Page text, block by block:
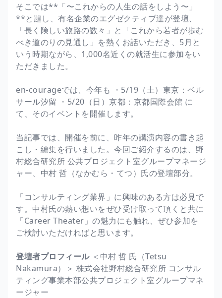
そこでは**「〜これからの人生の話をしよう〜」
**と題し、有名企業のエグゼクティブ達が登壇、
「長く険しい旅路の数々」と「これから若者が歩む
べき道のりの見通し」を熱くお話いただき、5月と
いう時期ながら、1,000名近くの就活生に参加をい
ただきました。
en-courageでは、今年も ・5/19（土）東京：ベル
サール汐留 ・5/20（日）京都：京都国際会館 に
て、そのイベントを開催します。
当記事では、開催を前に、昨年の講演内容の書き起
こし・編集を行いました。今回ご紹介するのは、野
村総合研究所 公共プロジェクト室グループマネージ
ャー、中村 哲（なかむら・てつ）氏の登壇部分。
「コンサルティング業界」に興味のある方は必見で
す。中村氏の熱い想いをぜひ受け取って頂くと共に
「Career Theater」の魅力にも触れ、ぜひ参加を
ご検討いただければと思います。
登壇者プロフィール＜中村 哲 氏（Tetsu
Nakamura）＞ 株式会社野村総合研究所 コンサル
ティング事業本部公共プロジェクト室グループマネ
ージャー